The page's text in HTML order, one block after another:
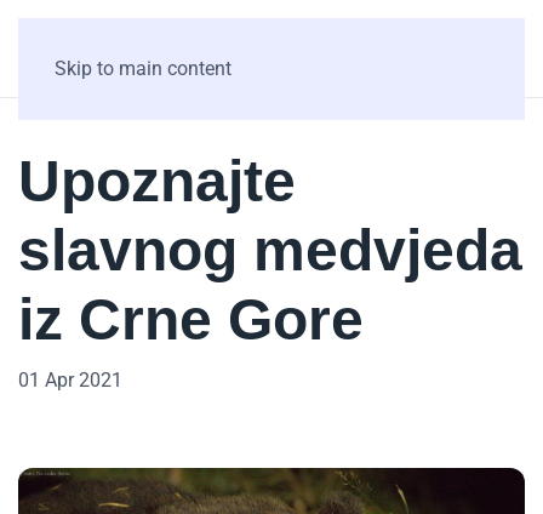
Skip to main content
Upoznajte
slavnog medvjeda
iz Crne Gore
01 Apr 2021